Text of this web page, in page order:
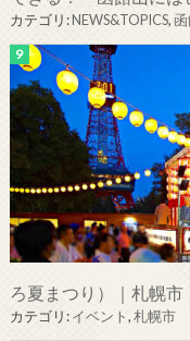
カテゴリ:NEWS&TOPICS,
ろ夏まつり）｜札幌市
カテゴリ:イベント,札幌市